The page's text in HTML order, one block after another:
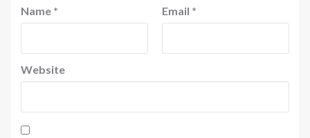
Name * Email *
Website